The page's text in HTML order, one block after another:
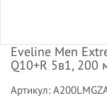
Eveline Men
Q10+R 5в1, 200
Артикул: